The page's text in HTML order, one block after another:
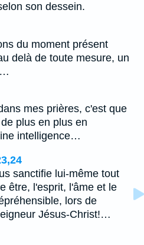
son dessein.
du moment présent
delà de toute mesure, un
mes prières, c'est que
plus en plus en
intelligence…
sanctifie lui-même tout
être, l'esprit, l'âme et le
lors de
Jésus-Christ!…